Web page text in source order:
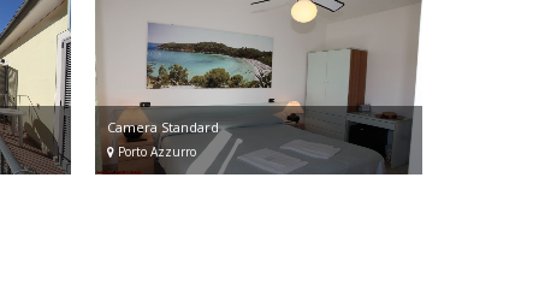
Camera Standard
Porto Azzurro